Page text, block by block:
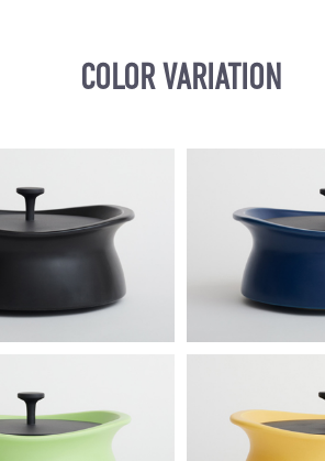
COLOR VARIATION